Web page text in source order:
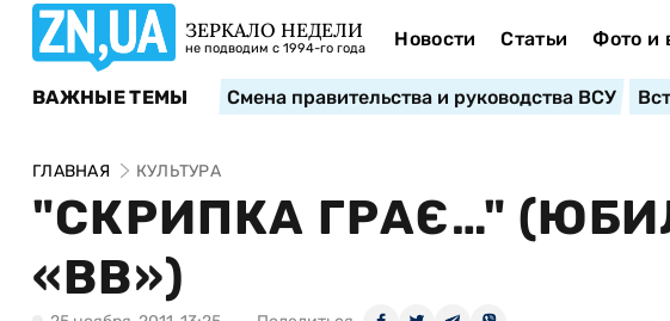
ЗЕРКАЛО НЕДЕЛИ
не подводим с 1994-го года Новости Статьи Фото и
ВАЖНЫЕ ТЕМЫ Смена правительства и руководства ВСУ
ГЛАВНАЯ КУЛЬТУРА
"СКРИПКА ГРАЄ…"
«ВВ»)